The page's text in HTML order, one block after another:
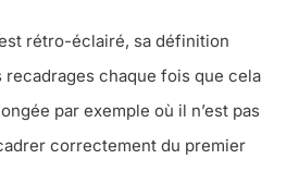
rétro-éclairé, sa définition
chaque fois que cela
par exemple où il n’est pas
correctement du premier